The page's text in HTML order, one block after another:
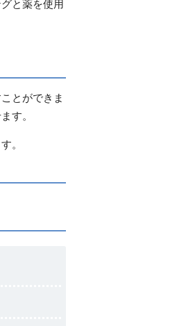
と薬を使用
とができま
す。
。